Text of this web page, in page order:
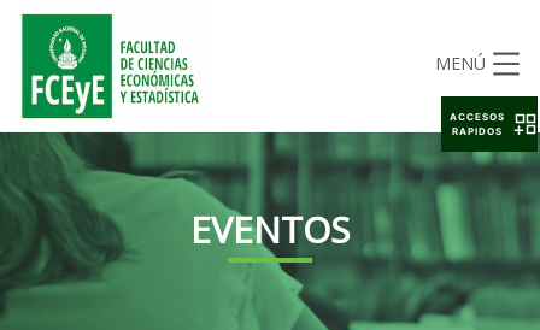
MENÚ
EVENTOS
ACCESOS
RAPIDOS